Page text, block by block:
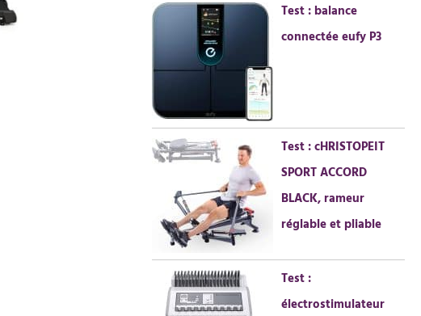
c
e
Test : balance
connectée eufy P3
Test : cHRISTOPEIT
SPORT ACCORD
BLACK, rameur
réglable et pliable
Test :
électrostimulateur